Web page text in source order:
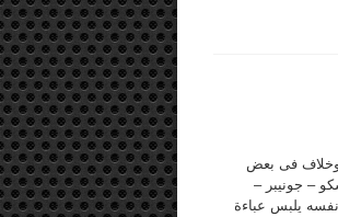
فى بعض
– جونيبر –
يلبس عباءة